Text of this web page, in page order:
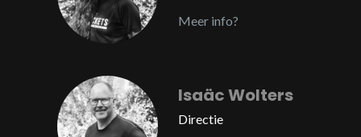
Meer info?
Isaäc Wolters
Directie